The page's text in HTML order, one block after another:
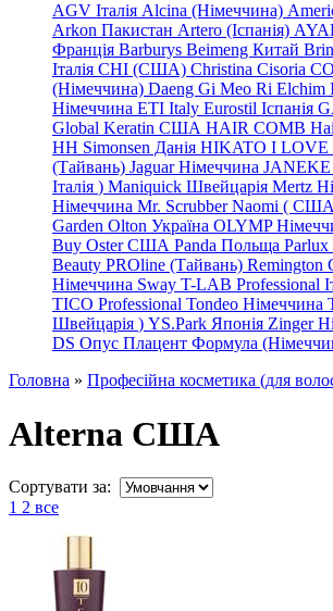
AGV Італія Alcina (Німеччина)
Arkon Пакистан Artero (Іспанія)
Франція Barburys Beimeng Китай
Італія CHI (США) Christina Cisoria
(Німеччина) Daeng Gi Meo Ri Elchim
Німеччина ETI Italy Eurostil Іспанія
Global Keratin США HAIR COMB
HH Simonsen Данія HIKATO I LOVE
(Тайвань) Jaguar Німеччина JANEKE
Італія ) Maniquick Швейцарія Mertz
Німеччина Mr. Scrubber Naomi (
Garden Olton Україна OLYMP
Buy Oster США Panda Польща Parlux
Beauty PROline (Тайвань)
Німеччина Sway T-LAB Professional
TICO Professional Tondeo Німеччина
Швейцарія ) YS.Park Японія Zinger
DS Опус Плацент Формула
Головна » Професійна косметика (для
Alterna США
Сортувати за:
1 2 все